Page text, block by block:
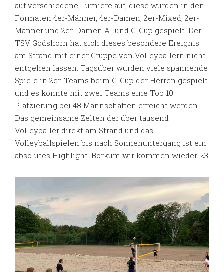
auf verschiedene Turniere auf, diese wurden in den
Formaten 4er-Männer, 4er-Damen, 2er-Mixed, 2er-
Männer und 2er-Damen A- und C-Cup gespielt. Der
TSV Godshorn hat sich dieses besondere Ereignis
am Strand mit einer Gruppe von Volleyballern nicht
entgehen lassen. Tagsüber wurden viele spannende
Spiele in 2er-Teams beim C-Cup der Herren gespielt
und es konnte mit zwei Teams eine Top 10
Platzierung bei 48 Mannschaften erreicht werden.
Das gemeinsame Zelten der über tausend
Volleyballer direkt am Strand und das
Volleyballspielen bis nach Sonnenuntergang ist ein
absolutes Highlight. Borkum wir kommen wieder. <3